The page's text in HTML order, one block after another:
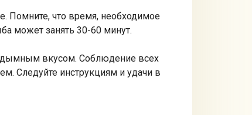
Помните, что время, необходимое
может занять 30-60 минут.
дымным вкусом. Соблюдение всех
Следуйте инструкциям и удачи в